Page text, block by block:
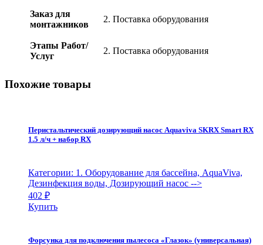
Заказ для
монтажников
2. Поставка оборудования
Этапы Работ/
Услуг
2. Поставка оборудования
Похожие товары
Перистальтический дозирующий насос Aquaviva SKRX Smart RX
1.5 л/ч + набор RX
Категории: 1. Оборудование для бассейна, AquaViva,
Дезинфекция воды, Дозирующий насос -->
402 ₽
Купить
Форсунка для подключения пылесоса «Глазок» (универсальная)